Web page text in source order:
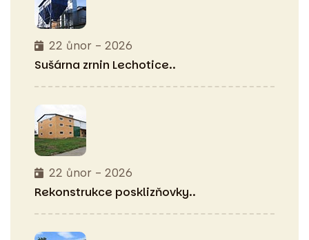
22 ůnor - 2026
Sušárna zrnin Lechotice..
22 ůnor - 2026
Rekonstrukce posklizňovky..